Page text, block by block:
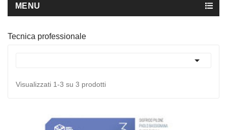
MENU
Tecnica professionale

Visualizzati 1-3 su 3 prodotti